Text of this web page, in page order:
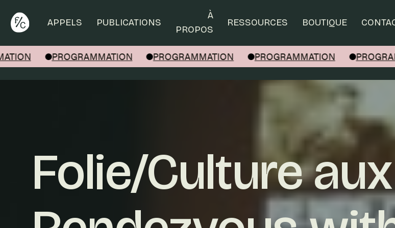
APPELS PUBLICATIONS
À
PROPOS
RESSOURCES BOUTIQUE
PROGRAMMATION PROGRAMMATION PROGRAMMATION
Folie/Culture aux